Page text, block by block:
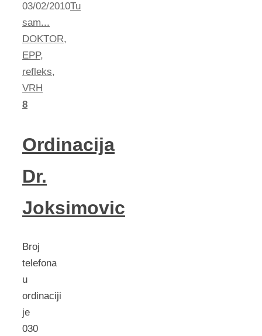
03/02/2010Tu
sam...
DOKTOR,
EPP,
refleks,
VRH
8
Ordinacija
Dr.
Joksimovic
Broj
telefona
u
ordinaciji
je
030